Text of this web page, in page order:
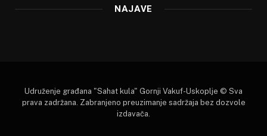
NAJAVE
Udruženje građana "Sahat kula" Gornji Vakuf-Uskoplje © Sva
prava zadržana. Zabranjeno preuzimanje sadržaja bez dozvole
izdavača.